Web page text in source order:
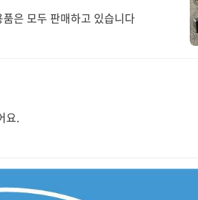
은 모두 판매하고 있습니다
요.